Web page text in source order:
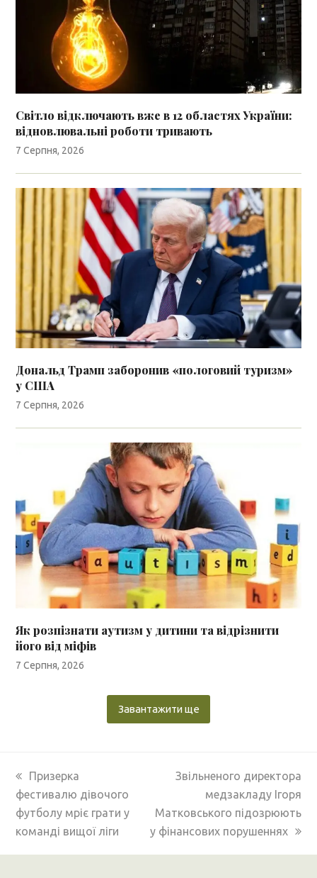
Світло відключають вже в 12 областях України:
відновлювальні роботи тривають
7 Серпня, 2026
Дональд Трамп заборонив «пологовий туризм»
у США
7 Серпня, 2026
Як розпізнати аутизм у дитини та відрізнити
його від міфів
7 Серпня, 2026
Завантажити ще
previous
post:
Призерка
фестивалю дівочого
футболу мріє грати у
команді вищої ліги
next
Звільненого директора
медзакладу Ігоря
Матковського підозрюють
у фінансових порушеннях